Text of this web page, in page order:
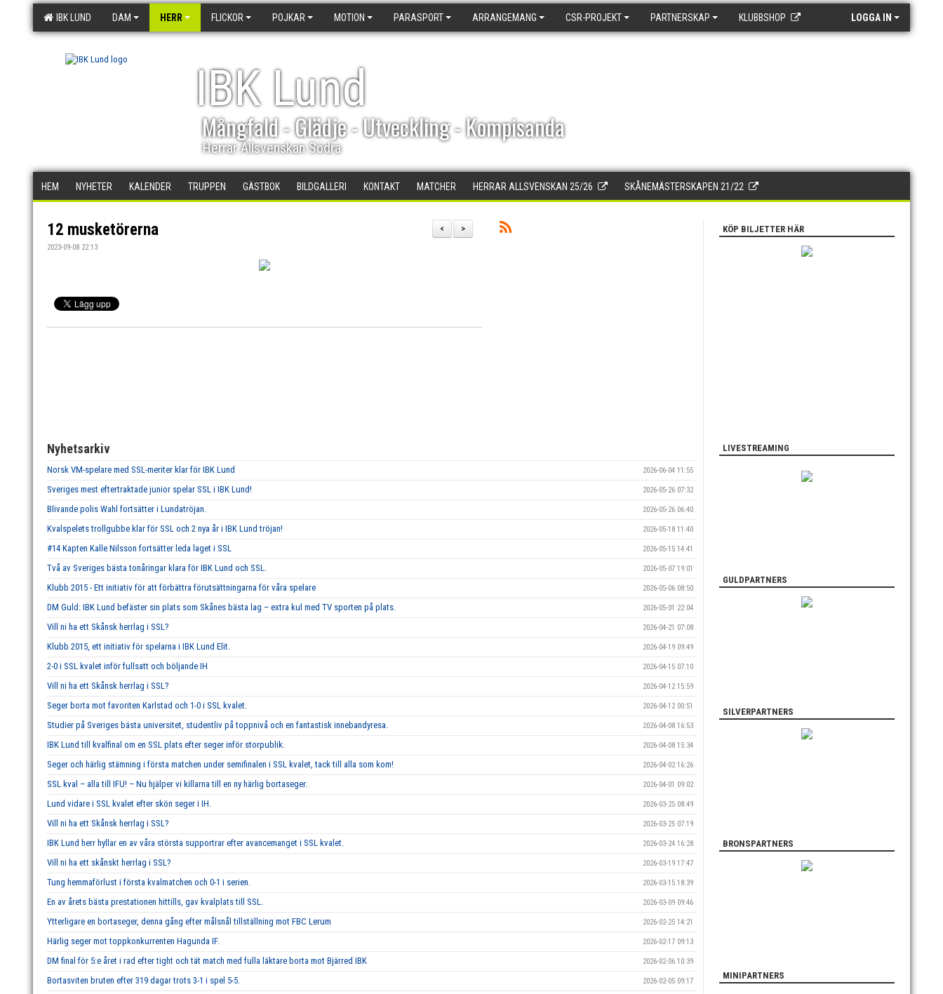
IBK LUND DAM HERR FLICKOR POJKAR MOTION PARASPORT ARRANGEMANG CSR-PROJEKT PARTNERSKAP KLUBBSHOP LOGGA IN
IBK Lund
Mångfald - Glädje - Utveckling - Kompisanda
Herrar Allsvenskan Södra
HEM NYHETER KALENDER TRUPPEN GÄSTBOK BILDGALLERI KONTAKT MATCHER HERRAR ALLSVENSKAN 25/26 SKÅNEMÄSTERSKAPEN 21/22
>
<
12 musketörerna
2023-09-08 22:13
Nyhetsarkiv
Norsk VM-spelare med SSL-meriter klar för IBK Lund 2026-06-04 11:55
Sveriges mest eftertraktade junior spelar SSL i IBK Lund! 2026-05-26 07:32
Blivande polis Wahl fortsätter i Lundatröjan. 2026-05-26 06:40
Kvalspelets trollgubbe klar för SSL och 2 nya år i IBK Lund tröjan! 2026-05-18 11:40
#14 Kapten Kalle Nilsson fortsätter leda laget i SSL 2026-05-15 14:41
Två av Sveriges bästa tonåringar klara för IBK Lund och SSL. 2026-05-07 19:01
Klubb 2015 - Ett initiativ för att förbättra förutsättningarna för våra spelare 2026-05-06 08:50
DM Guld: IBK Lund befäster sin plats som Skånes bästa lag – extra kul med TV sporten på plats. 2026-05-01 22:04
Vill ni ha ett Skånsk herrlag i SSL? 2026-04-21 07:08
Klubb 2015, ett initiativ för spelarna i IBK Lund Elit. 2026-04-19 09:49
2-0 i SSL kvalet inför fullsatt och böljande IH 2026-04-15 07:10
Vill ni ha ett Skånsk herrlag i SSL? 2026-04-12 15:59
Seger borta mot favoriten Karlstad och 1-0 i SSL kvalet. 2026-04-12 00:51
Studier på Sveriges bästa universitet, studentliv på toppnivå och en fantastisk innebandyresa. 2026-04-08 16:53
IBK Lund till kvalfinal om en SSL plats efter seger inför storpublik. 2026-04-08 15:34
Seger och härlig stämning i första matchen under semifinalen i SSL kvalet, tack till alla som kom! 2026-04-02 16:26
SSL kval – alla till IFU! – Nu hjälper vi killarna till en ny härlig bortaseger. 2026-04-01 09:02
Lund vidare i SSL kvalet efter skön seger i IH. 2026-03-25 08:49
Vill ni ha ett Skånsk herrlag i SSL? 2026-03-25 07:19
IBK Lund herr hyllar en av våra största supportrar efter avancemanget i SSL kvalet. 2026-03-24 16:28
Vill ni ha ett skånskt herrlag i SSL? 2026-03-19 17:47
Tung hemmaförlust i första kvalmatchen och 0-1 i serien. 2026-03-15 18:39
En av årets bästa prestationen hittills, gav kvalplats till SSL. 2026-03-09 09:46
Ytterligare en bortaseger, denna gång efter målsnål tillställning mot FBC Lerum 2026-02-25 14:21
Härlig seger mot toppkonkurrenten Hagunda IF. 2026-02-17 09:13
DM final för 5:e året i rad efter tight och tät match med fulla läktare borta mot Bjärred IBK 2026-02-06 10:39
Bortasviten bruten efter 319 dagar trots 3-1 i spel 5-5. 2026-02-05 09:17
KÖP BILJETTER HÄR
LIVESTREAMING
GULDPARTNERS
SILVERPARTNERS
BRONSPARTNERS
MINIPARTNERS